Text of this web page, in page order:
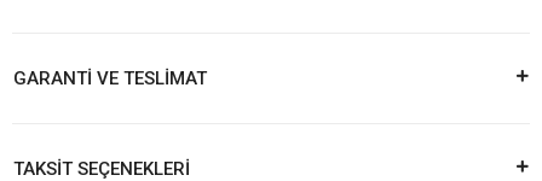
GARANTİ VE TESLİMAT
TAKSİT SEÇENEKLERİ